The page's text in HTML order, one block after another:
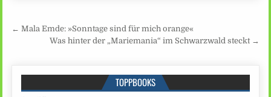
Beitragsnavigation
← Mala Emde: »Sonntage sind für mich orange«
Was hinter der „Mariemania“ im Schwarzwald steckt →
TOPPBOOKS